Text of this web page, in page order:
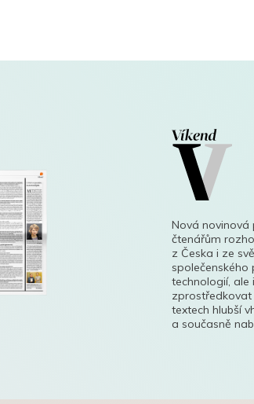
Nová novinová
čtenářům
z Česka i ze
společenského
technologií, ale
zprostředkovat
textech hlubší
a současně